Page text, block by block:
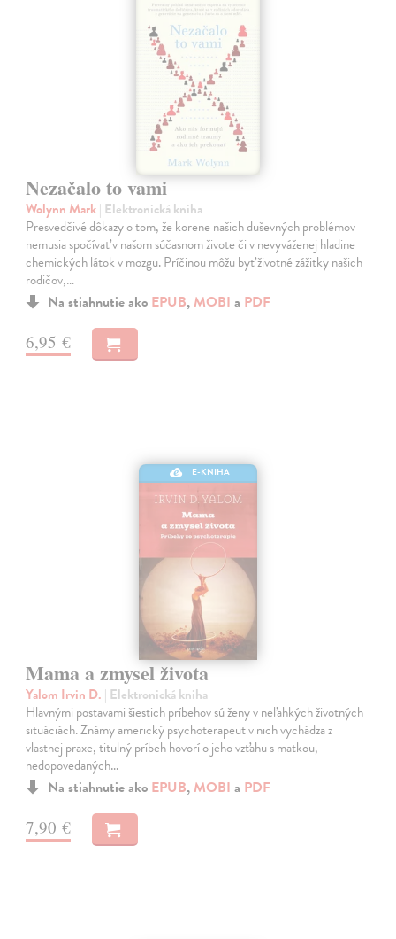
Nezačalo to vami
Wolynn Mark| Elektronická kniha
Presvedčivé dôkazy o tom, že korene našich duševných problémov
nemusia spočívať v našom súčasnom živote či v nevyváženej hladine
chemických látok v mozgu. Príčinou môžu byť životné zážitky našich
rodičov,…
Na stiahnutie ako EPUB, MOBI a PDF
6,95 €
E-KNIHA
Mama a zmysel života
Yalom Irvin D. | Elektronická kniha
Hlavnými postavami šiestich príbehov sú ženy v neľahkých životných
situáciách. Známy americký psychoterapeut v nich vychádza z
vlastnej praxe, titulný príbeh hovorí o jeho vzťahu s matkou,
nedopovedaných…
Na stiahnutie ako EPUB, MOBI a PDF
7,90 €